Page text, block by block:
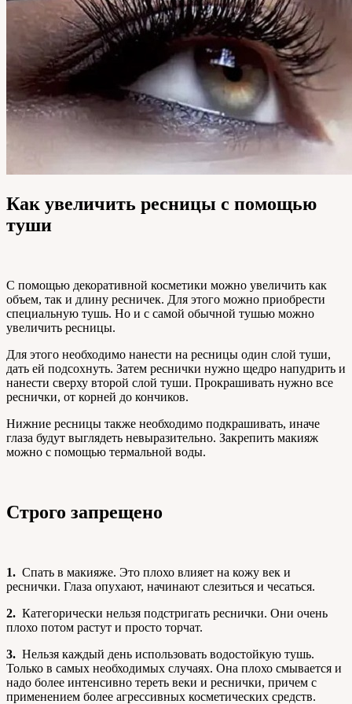
Как увеличить ресницы с помощью
туши
С помощью декоративной косметики можно увеличить как
объем, так и длину ресничек. Для этого можно приобрести
специальную тушь. Но и с самой обычной тушью можно
увеличить ресницы.
Для этого необходимо нанести на ресницы один слой туши,
дать ей подсохнуть. Затем реснички нужно щедро напудрить и
нанести сверху второй слой туши. Прокрашивать нужно все
реснички, от корней до кончиков.
Нижние ресницы также необходимо подкрашивать, иначе
глаза будут выглядеть невыразительно. Закрепить макияж
можно с помощью термальной воды.
Строго запрещено
1. Спать в макияже. Это плохо влияет на кожу век и
реснички. Глаза опухают, начинают слезиться и чесаться.
2. Категорически нельзя подстригать реснички. Они очень
плохо потом растут и просто торчат.
3. Нельзя каждый день использовать водостойкую тушь.
Только в самых необходимых случаях. Она плохо смывается и
надо более интенсивно тереть веки и реснички, причем с
применением более агрессивных косметических средств.